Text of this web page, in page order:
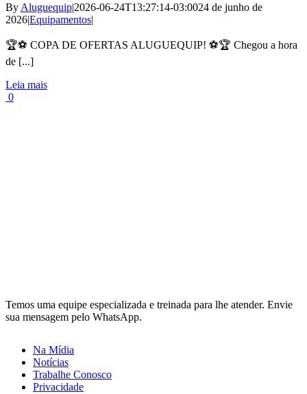
By Aluguequip|2026-06-24T13:27:14-03:0024 de junho de
2026|Equipamentos|
🏆⚽ COPA DE OFERTAS ALUGUEQUIP! ⚽🏆 Chegou a hora
de [...]
Leia mais
0
Temos uma equipe especializada e treinada para lhe atender. Envie
sua mensagem pelo WhatsApp.
Na Mídia
Notícias
Trabalhe Conosco
Privacidade